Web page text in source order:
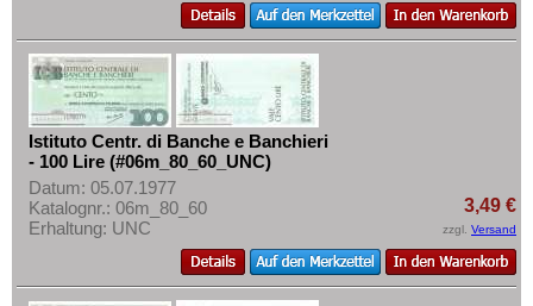
Istituto Centr. di Banche e Banchieri
- 100 Lire (#06m_80_60_UNC)
Datum: 05.07.1977
Katalognr.: 06m_80_60
Erhaltung: UNC
3,49 €
zzgl. Versand